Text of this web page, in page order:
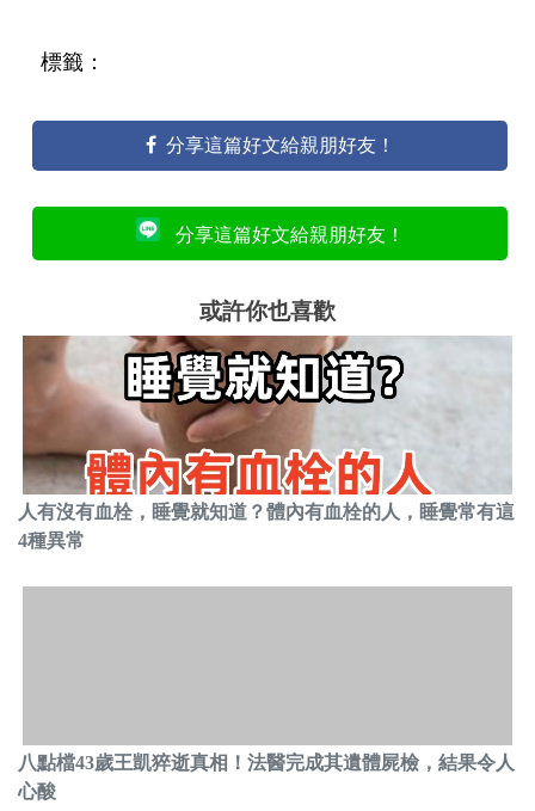
標籤：
分享這篇好文給親朋好友！
分享這篇好文給親朋好友！
或許你也喜歡
人有沒有血栓，睡覺就知道？體內有血栓的人，睡覺常有這
4種異常
八點檔43歲王凱猝逝真相！法醫完成其遺體屍檢，結果令人
心酸